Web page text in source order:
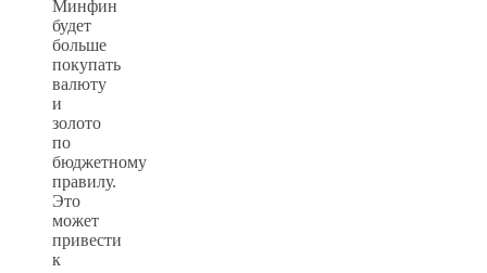
Минфин
будет
больше
покупать
валюту
и
золото
по
бюджетному
правилу.
Это
может
привести
к